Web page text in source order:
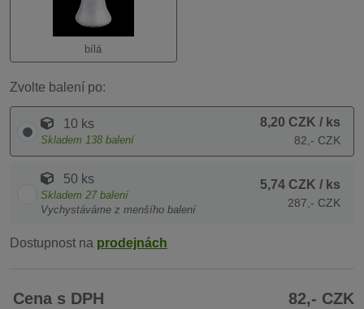
bílá
Zvolte balení po:
10 ks
Skladem 138 balení
8,20 CZK / ks
82,- CZK
50 ks
Skladem 27 balení
Vychystáváme z menšího balení
5,74 CZK / ks
287,- CZK
Dostupnost na prodejnách
Cena s DPH 82,- CZK